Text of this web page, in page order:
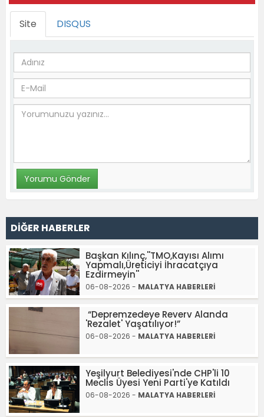
Site DISQUS
DİĞER HABERLER
Başkan Kılınç,''TMO,Kayısı Alımı
Yapmalı,Üreticiyi İhracatçıya
Ezdirmeyin''
06-08-2026 - MALATYA HABERLERİ
“Depremzedeye Reverv Alanda
'Rezalet' Yaşatılıyor!”
06-08-2026 - MALATYA HABERLERİ
Yeşilyurt Belediyesi'nde CHP'li 10
Meclis Üyesi Yeni Parti'ye Katıldı
06-08-2026 - MALATYA HABERLERİ